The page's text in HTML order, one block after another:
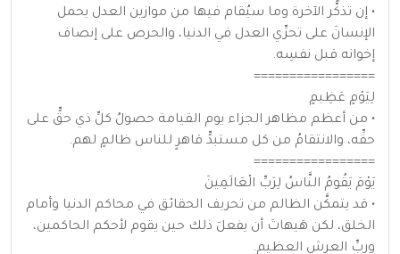
• إن تذكُّر الآخرة وما سيُقام فيها من موازين العدل يحمل
الإنسانَ على تحرِّي العدل في الدنيا، والحرص على إنصاف
إخوانه قبل نفسِه.
=================
لِيَوْمٍ عَظِيمٍ
• من أعظم مظاهر الجزاء يوم القيامة حصولُ كلِّ ذي حقٍّ على
حقِّه، والانتقامُ من كل مستبدٍّ قاهرٍ للناس ظالمٍ لهم.
=================
يَوْمَ يَقُومُ النَّاسُ لِرَبِّ الْعَالَمِينَ
• قد يتمكَّن الظالم من تحريف الحقائق في محاكم الدنيا وأمام
الخلق، لكن هَيهاتَ أن يفعلَ ذلك حين يقوم لأحكم الحاكمين،
وربِّ العرش العظيم.